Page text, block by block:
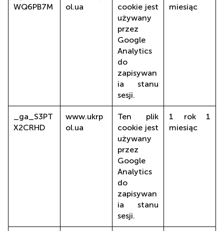
WQ6PB7M
ol.ua
cookie jest
używany
przez
Google
Analytics
do
zapisywan
ia stanu
sesji.
miesiąc
_ga_S3PT
X2CRHD
www.ukrp
ol.ua
Ten plik
cookie jest
używany
przez
Google
Analytics
do
zapisywan
ia stanu
sesji.
1 rok 1
miesiąc